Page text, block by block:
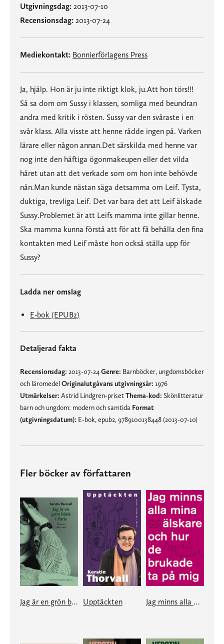
Utgivningsdag: 2013-07-10
Recensionsdag: 2013-07-24
Mediekontakt: Bonnierförlagens Press
Ja, hjälp. Hon är ju inte riktigt klok, ju.Att hon törs!!!
Så sa dom om Sussy i klassen, somliga med beundran
andra med kritik i rösten. Sussy var den svåraste i en
svår klass. Alla visste att henne rådde ingen på. Varken
lärare eller någon annan.Det särskilda med henne var
nog inte den häftiga ögonmakeupen eller det vilda
håret utan att det verkade som om hon inte behövde
nån.Man kunde nästan säga detsamma om Leif. Tysta,
duktiga, trevliga Leif. Det var bara det att Leif älskade
Sussy.Problemet är att Leifs mamma inte gillar henne.
Ska mamma kunna förstå att för att få behålla den fina
kontakten med Leif måste hon också ställa upp för
Sussy?
Ladda ner omslag
E-bok (EPUB2)
Detaljerad fakta
Recensionsdag: 2013-07-24 Genre: Barnböcker, ungdomsböcker
och läromedelOriginalutgåvans utgivningsår: 1976
Utmärkelser: Astrid Lindgren-prisetThema-kod: Skönlitteratur
barn och ungdom: modern och samtida Format
(utgivningsdatum): E-bok, epub2, 9789100138448 (2013-07-10)
Fler böcker av författaren
Jag är en grön bänk i Paris Upptäckten Jag minns alla mina älskare och hur de brukade ta på mig